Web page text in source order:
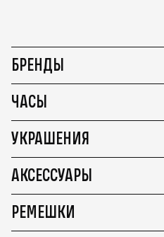
БРЕНДЫ
ЧАСЫ
УКРАШЕНИЯ
АКСЕССУАРЫ
РЕМЕШКИ